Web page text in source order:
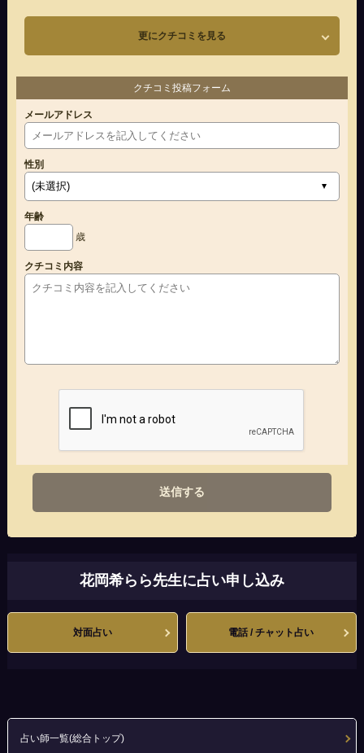
更にクチコミを見る
クチコミ投稿フォーム
メールアドレス
性別
年齢
歳
クチコミ内容
送信する
花岡希らら先生に占い申し込み
対面占い 電話 / チャット占い
占い師一覧(総合トップ)